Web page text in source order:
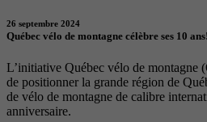
26 septembre 2024
Québec vélo de montagne célèbre ses 10 ans!
L’initiative Québec vélo de montagne
de positionner la grande région de
de vélo de montagne de calibre
anniversaire.